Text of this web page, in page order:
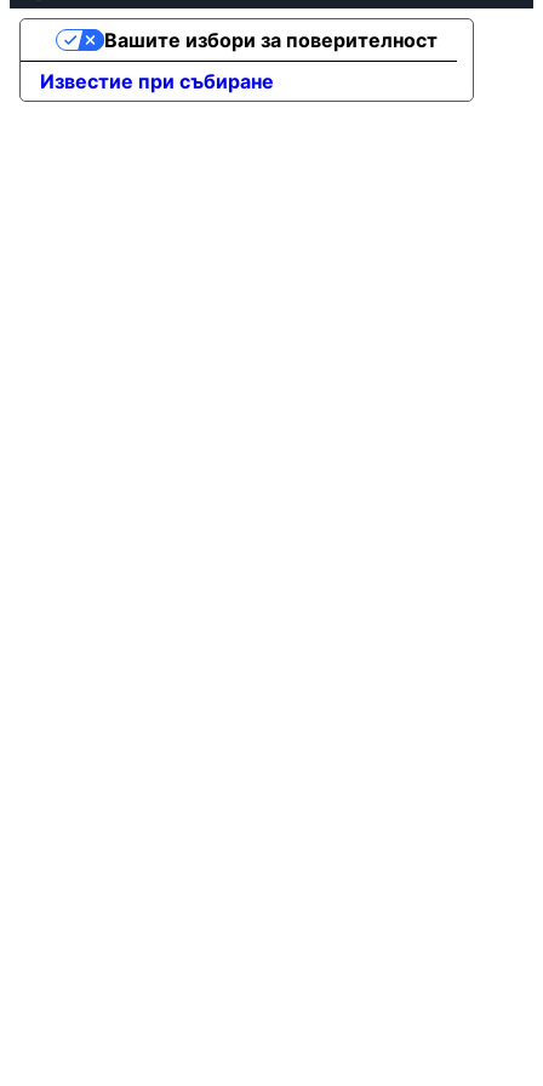
Известие при събиране
Вашите избори за поверителност